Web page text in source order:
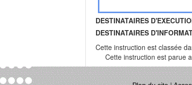
DESTINATAIRES
DESTINATAIRES
Cette instruction est classée
Cette instruction est parue